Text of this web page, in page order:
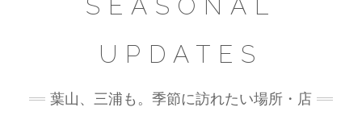
SEASONAL
UPDATES
葉山、三浦も。季節に訪れたい場所・店